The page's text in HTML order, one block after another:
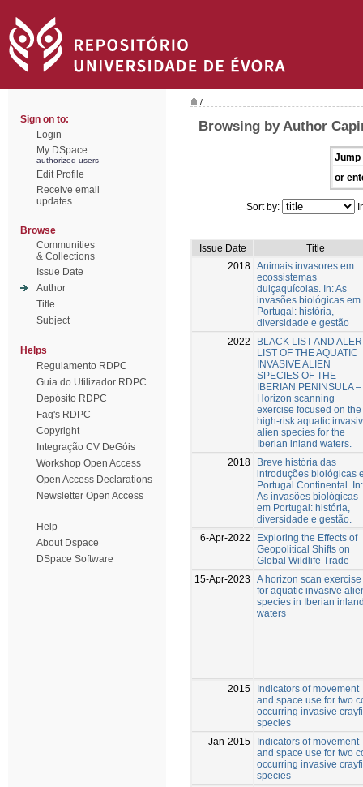
Sign on to:
Login
My DSpace
authorized users
Edit Profile
Receive email
updates
Browse
Communities
& Collections
Issue Date
Author
Title
Subject
Helps
Regulamento RDPC
Guia do Utilizador RDPC
Depósito RDPC
Faq's RDPC
Copyright
Integração CV DeGóis
Workshop Open Access
Open Access Declarations
Newsletter Open Access
Help
About Dspace
DSpace Software
/
Browsing by Author
Jump
or
Sort by:
Issue Date
Title
2018 Animais invasores em
ecossistemas
dulçaquícolas. In: As
invasões biológicas em
Portugal: história,
diversidade e gestão
2022
BLACK LIST AND
LIST OF THE AQUATIC
INVASIVE ALIEN
SPECIES OF THE
IBERIAN PENINSULA –
Horizon scanning
exercise focused on the
high-risk aquatic
alien species for the
Iberian inland waters.
2018
Breve história das
introduções biológicas
Portugal Continental. In:
As invasões biológicas
em Portugal: história,
diversidade e gestão.
6-Apr-2022
Exploring the Effects of
Geopolitical Shifts on
Global Wildlife Trade
15-Apr-2023
A horizon scan exercise
for aquatic invasive
species in Iberian
waters
2015
Indicators of movement
and space use for two
occurring invasive
species
Jan-2015
Indicators of movement
and space use for two
occurring invasive
species